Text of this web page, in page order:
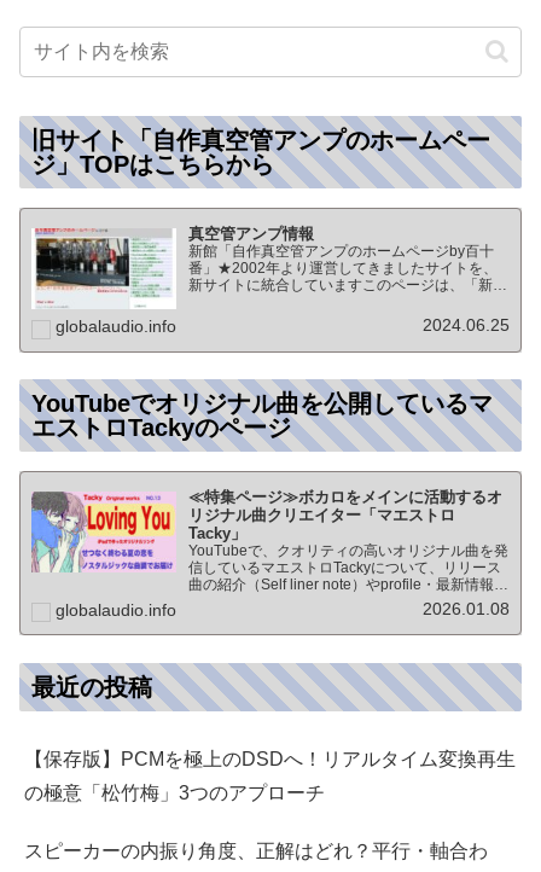
旧サイト「自作真空管アンプのホームペー
ジ」TOPはこちらから
真空管アンプ情報
新館「自作真空管アンプのホームページby百十
番」★2002年より運営してきましたサイトを、
新サイトに統合していますこのページは、「新
のTOPページになりますオーディオ情報全般の
globalaudio.info 2024.06.25
YouTubeでオリジナル曲を公開しているマ
エストロTackyのページ
≪特集ページ≫ボカロをメインに活動するオ
リジナル曲クリエイター「マエストロ
Tacky」
YouTubeで、クオリティの高いオリジナル曲を発
信しているマエストロTackyについて、リリース
曲の紹介（Self liner note）やprofile・最新情報な
ど★動画チャンネル登録100人突破記念作品の生
globalaudio.info 2026.01.08
最近の投稿
【保存版】PCMを極上のDSDへ！リアルタイム変換再生
の極意「松竹梅」3つのアプローチ
スピーカーの内振り角度、正解はどれ？平行・軸合わ